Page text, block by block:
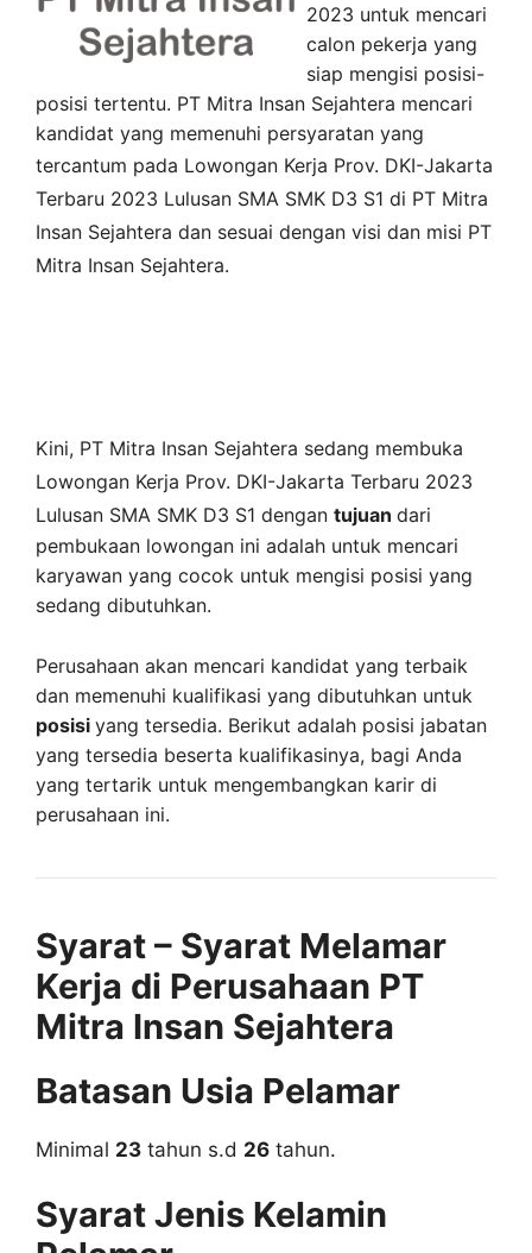
2023 untuk mencari
calon pekerja yang
siap mengisi posisi-
posisi tertentu. PT Mitra Insan Sejahtera mencari
kandidat yang memenuhi persyaratan yang
tercantum pada Lowongan Kerja Prov. DKI-Jakarta
Terbaru 2023 Lulusan SMA SMK D3 S1 di PT Mitra
Insan Sejahtera dan sesuai dengan visi dan misi PT
Mitra Insan Sejahtera.
Kini, PT Mitra Insan Sejahtera sedang membuka
Lowongan Kerja Prov. DKI-Jakarta Terbaru 2023
Lulusan SMA SMK D3 S1 dengan tujuan dari
pembukaan lowongan ini adalah untuk mencari
karyawan yang cocok untuk mengisi posisi yang
sedang dibutuhkan.
Perusahaan akan mencari kandidat yang terbaik
dan memenuhi kualifikasi yang dibutuhkan untuk
posisi yang tersedia. Berikut adalah posisi jabatan
yang tersedia beserta kualifikasinya, bagi Anda
yang tertarik untuk mengembangkan karir di
perusahaan ini.
Syarat – Syarat Melamar
Kerja di Perusahaan PT
Mitra Insan Sejahtera
Batasan Usia Pelamar
Minimal 23 tahun s.d 26 tahun.
Syarat Jenis Kelamin